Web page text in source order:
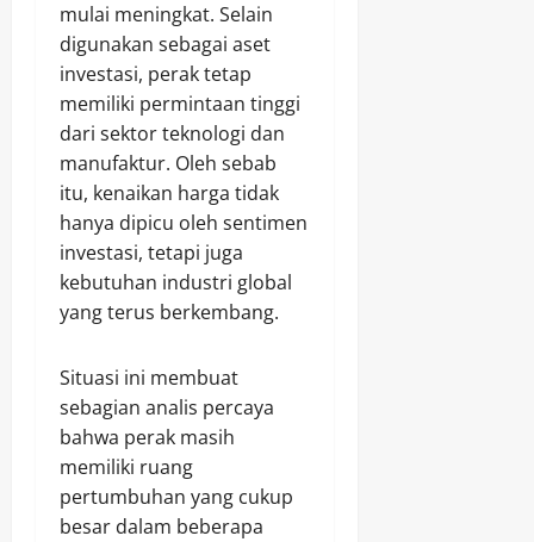
mulai meningkat. Selain
digunakan sebagai aset
investasi, perak tetap
memiliki permintaan tinggi
dari sektor teknologi dan
manufaktur. Oleh sebab
itu, kenaikan harga tidak
hanya dipicu oleh sentimen
investasi, tetapi juga
kebutuhan industri global
yang terus berkembang.
Situasi ini membuat
sebagian analis percaya
bahwa perak masih
memiliki ruang
pertumbuhan yang cukup
besar dalam beberapa